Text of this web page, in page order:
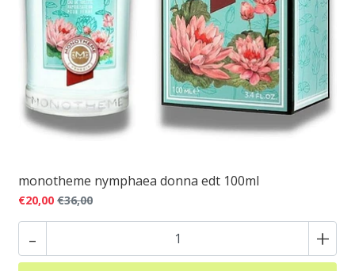
monotheme nymphaea donna edt 100ml
€20,00 €36,00
- +